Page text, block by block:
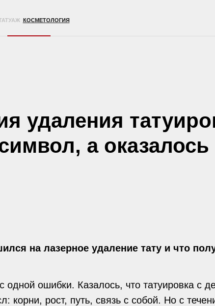
КОСМЕТОЛОГИЯ
удаления
а
на лазерное удаление тату и что
одной ошибки. Казалось, что татуировка
корни, рост, путь, связь с собой. Но с